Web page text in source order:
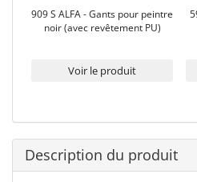
909 S ALFA - Gants pour peintre
noir (avec revêtement PU)
Voir le produit
Description du produit